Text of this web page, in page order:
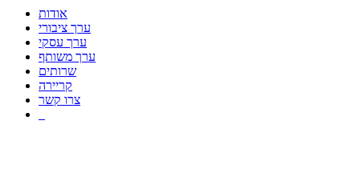
אודות
ערך ציבורי
ערך עסקי
ערך משותף
שרותים
קריירה
צרו קשר